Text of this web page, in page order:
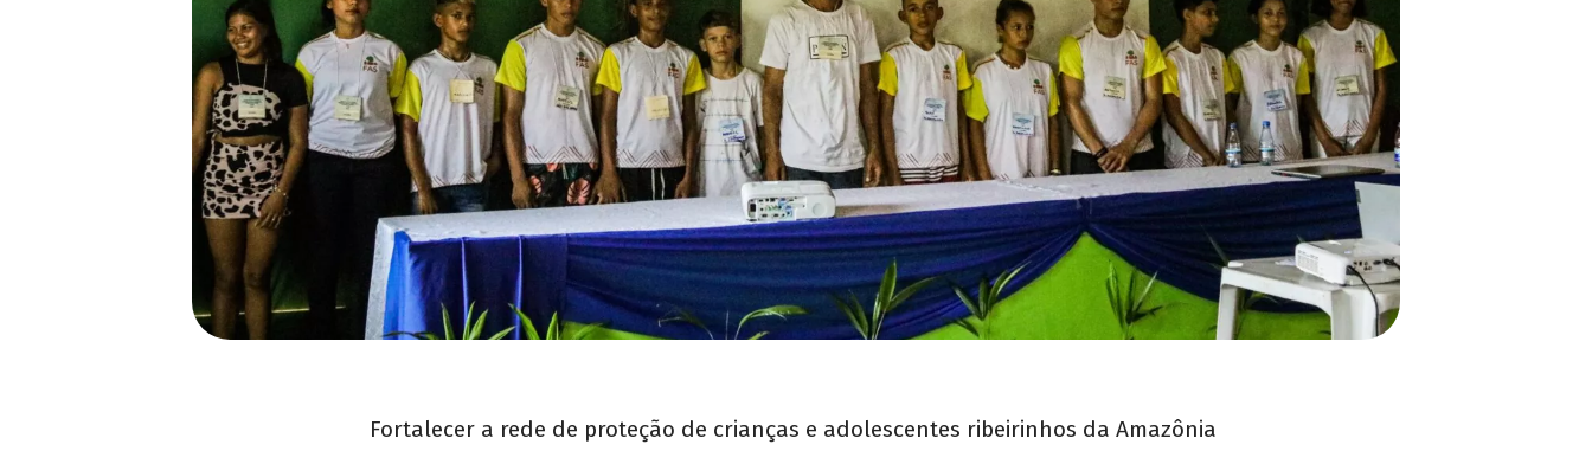
Fortalecer a rede de proteção de crianças e adolescentes ribeirinhos da Amazônia